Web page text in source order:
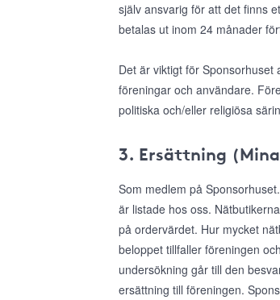
själv ansvarig för att det finns
betalas ut inom 24 månader
Det är viktigt för
föreningar och användare.
politiska och/eller religiösa
3. Ersättning
Som medlem på
är listade hos oss.
på ordervärdet. Hur mycket
beloppet tillfaller föreningen
undersökning går till den
ersättning till föreningen.